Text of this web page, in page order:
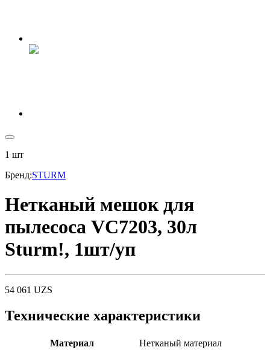
1 шт
Бренд:STURM
Нетканый мешок для
пылесоса VC7203, 30л
Sturm!, 1шт/уп
54 061 UZS
Технические характеристики
Материал
Нетканый материал